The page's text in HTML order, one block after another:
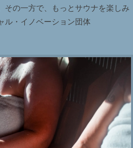
その一方で、もっとサウナを楽しみ
ル・イノベーション団体